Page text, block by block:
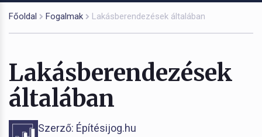
Főoldal Fogalmak Lakásberendezések általában
Lakásberendezések
általában
Szerző: Építésijog.hu